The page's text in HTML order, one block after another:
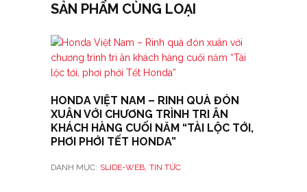
SẢN PHẨM CÙNG LOẠI
HONDA VIỆT NAM – RINH QUÀ ĐÓN
XUÂN VỚI CHƯƠNG TRÌNH TRI ÂN
KHÁCH HÀNG CUỐI NĂM “TÀI LỘC TỚI,
PHƠI PHỚI TẾT HONDA”
DANH MỤC: SLIDE-WEB, TIN TỨC